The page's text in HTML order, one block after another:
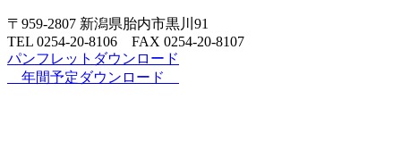
〒959-2807 新潟県胎内市黒川91
TEL 0254‐20‐8106 FAX 0254‐20‐8107
パンフレットダウンロード
年間予定ダウンロード